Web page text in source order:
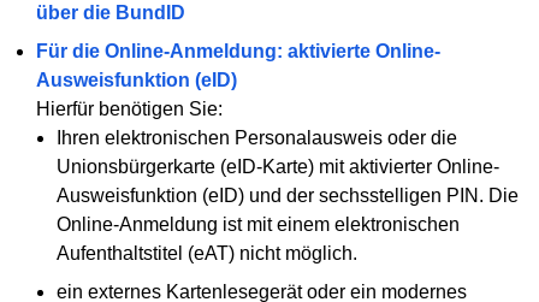
über die BundID
Für die Online-Anmeldung: aktivierte Online-
Ausweisfunktion (eID)
Hierfür benötigen Sie:
Ihren elektronischen Personalausweis oder die
Unionsbürgerkarte (eID-Karte) mit aktivierter Online-
Ausweisfunktion (eID) und der sechsstelligen PIN. Die
Online-Anmeldung ist mit einem elektronischen
Aufenthaltstitel (eAT) nicht möglich.
ein externes Kartenlesegerät oder ein modernes